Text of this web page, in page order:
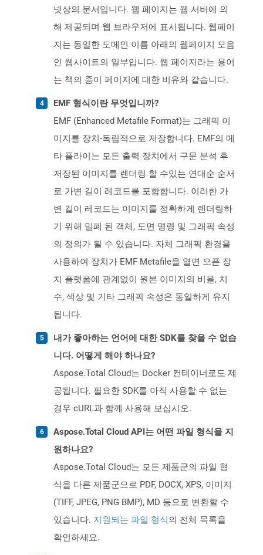
넷상의 문서입니다. 웹 페이지는 웹 서버에 의
해 제공되며 웹 브라우저에 표시됩니다. 웹페이
지는 동일한 도메인 이름 아래의 웹페이지 모음
인 웹사이트의 일부입니다. 웹 페이지라는 용어
는 책의 종이 페이지에 대한 비유와 같습니다.
EMF 형식이란 무엇입니까?
EMF (Enhanced Metafile Format)는 그래픽 이
미지를 장치-독립적으로 저장합니다. EMF의 메
타 플라이는 모든 출력 장치에서 구문 분석 후
저장된 이미지를 렌더링 할 수있는 연대순 순서
로 가변 길이 레코드를 포함합니다. 이러한 가
변 길이 레코드는 이미지를 정확하게 렌더링하
기 위해 밀폐 된 객체, 도면 명령 및 그래픽 속성
의 정의가 될 수 있습니다. 자체 그래픽 환경을
사용하여 장치가 EMF Metafile을 열면 오픈 장
치 플랫폼에 관계없이 원본 이미지의 비율, 치
수, 색상 및 기타 그래픽 속성은 동일하게 유지
됩니다.
내가 좋아하는 언어에 대한 SDK를 찾을 수 없습
니다. 어떻게 해야 하나요?
Aspose.Total Cloud는 Docker 컨테이너로도 제
공됩니다. 필요한 SDK를 아직 사용할 수 없는
경우 cURL과 함께 사용해 보십시오.
Aspose.Total Cloud API는 어떤 파일 형식을 지
원하나요?
Aspose.Total Cloud는 모든 제품군의 파일 형
식을 다른 제품군으로 PDF, DOCX, XPS, 이미지
(TIFF, JPEG, PNG BMP), MD 등으로 변환할 수
있습니다. 지원되는 파일 형식의 전체 목록을
확인하세요.